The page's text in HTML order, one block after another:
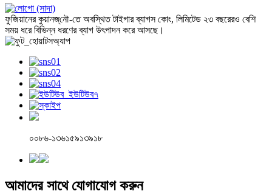
ফুজিয়ানের কুয়ানজ্‌নৌ-তে অবস্থিত টাইগার ব্যাগস কোং, লিমিটেড ২৩ বছরেরও বেশি
সময় ধরে বিভিন্ন ধরণের ব্যাগ উৎপাদন করে আসছে।
০০৮৬-১৩৬১৫৯১৩৯১৮
আমাদের সাথে যোগাযোগ করুন